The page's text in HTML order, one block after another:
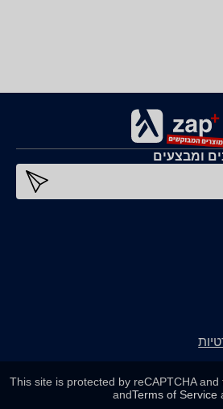
ומבצעים
This site is protected by reCAPTCHA and
andTerms of Service